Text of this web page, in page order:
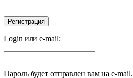
Login или e-mail:
Пароль будет отправлен вам на e-mail.